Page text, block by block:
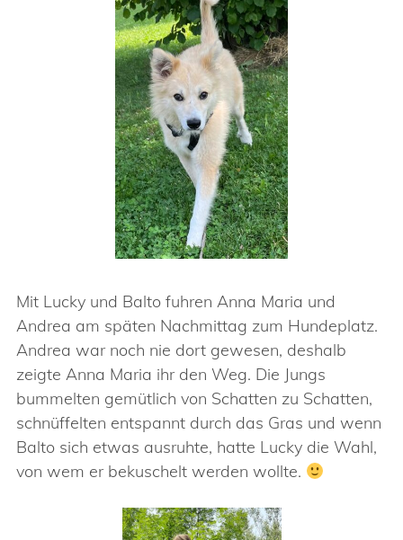
Mit Lucky und Balto fuhren Anna Maria und
Andrea am späten Nachmittag zum Hundeplatz.
Andrea war noch nie dort gewesen, deshalb
zeigte Anna Maria ihr den Weg. Die Jungs
bummelten gemütlich von Schatten zu Schatten,
schnüffelten entspannt durch das Gras und wenn
Balto sich etwas ausruhte, hatte Lucky die Wahl,
von wem er bekuschelt werden wollte.